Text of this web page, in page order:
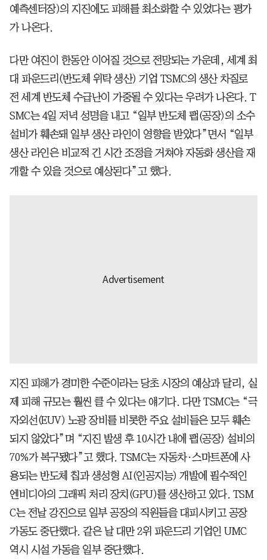
예측센터장)의 지진에도 피해를 최소화할 수 있었다는 평가
가 나온다.
다만 여진이 한동안 이어질 것으로 전망되는 가운데, 세계 최
대 파운드리(반도체 위탁 생산) 기업 TSMC의 생산 차질로
전 세계 반도체 수급난이 가중될 수 있다는 우려가 나온다. T
SMC는 4일 저녁 성명을 내고 “일부 반도체 팹(공장)의 소수
설비가 훼손돼 일부 생산 라인이 영향을 받았다”면서 “일부
생산 라인은 비교적 긴 시간 조정을 거쳐야 자동화 생산을 재
개할 수 있을 것으로 예상된다”고 했다.
지진 피해가 경미한 수준이라는 당초 시장의 예상과 달리, 실
제 피해 규모는 훨씬 클 수 있다는 얘기다. 다만 TSMC는 “극
자외선(EUV) 노광 장비를 비롯한 주요 설비들은 모두 훼손
되지 않았다”며 “지진 발생 후 10시간 내에 팹(공장) 설비의
70%가 복구됐다”고 했다. TSMC는 자동차·스마트폰에 사
용되는 반도체 칩과 생성형 AI(인공지능) 개발에 필수적인
엔비디아의 그래픽 처리 장치(GPU)를 생산하고 있다. TSM
C는 전날 강진으로 일부 공장의 직원들을 대피시키고 공장
가동도 중단했다. 같은 날 대만 2위 파운드리 기업인 UMC
역시 시설 가동을 일부 중단했다.